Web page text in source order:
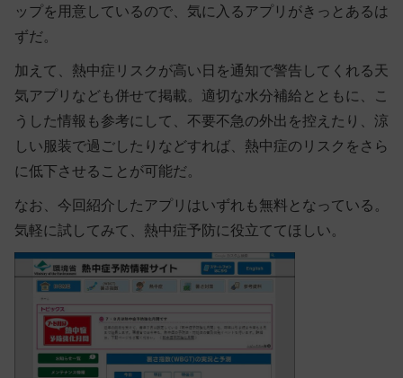
ップを用意しているので、気に入るアプリがきっとあるは
ずだ。
加えて、熱中症リスクが高い日を通知で警告してくれる天
気アプリなども併せて掲載。適切な水分補給とともに、こ
うした情報も参考にして、不要不急の外出を控えたり、涼
しい服装で過ごしたりなどすれば、熱中症のリスクをさら
に低下させることが可能だ。
なお、今回紹介したアプリはいずれも無料となっている。
気軽に試してみて、熱中症予防に役立ててほしい。